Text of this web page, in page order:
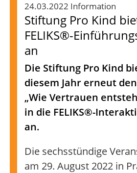
24.03.2022 Information
Stiftung Pro Kind
FELIKS®-
an
Die Stiftung Pro Kind
diesem Jahr erneut
„Wie Vertrauen
in die FELIKS®-
an.
Die sechsstündige
am 29. August 2022 in